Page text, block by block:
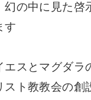
幻の中に見た
す
エスとマグダ
スト教教会の